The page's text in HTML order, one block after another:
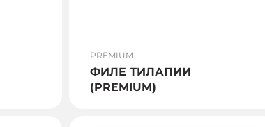
PREMIUM
ФИЛЕ ТИЛАПИИ
(PREMIUM)